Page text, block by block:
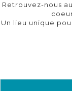
Retrouvez-nous
Un lieu unique